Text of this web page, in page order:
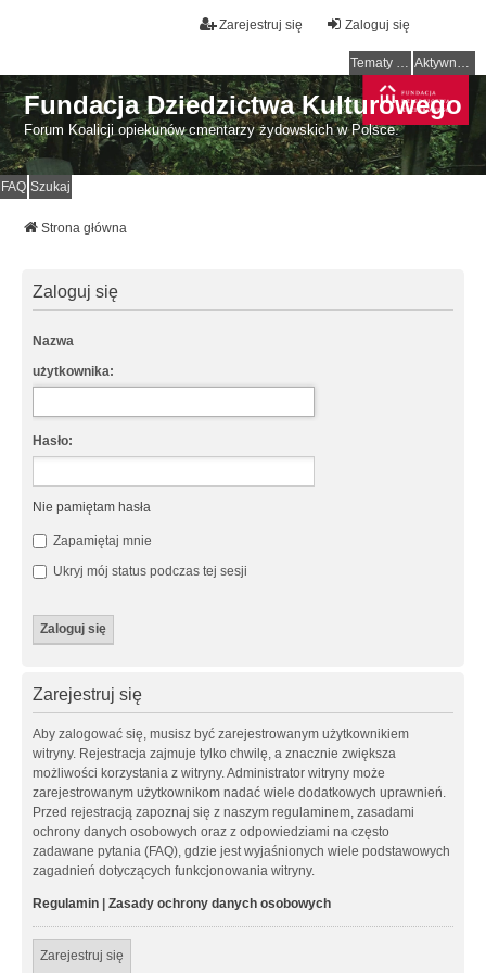
Zaloguj się
Zarejestruj się
Tematy bez odpowiedzi Aktywne tematy
Fundacja Dziedzictwa Kulturowego
Forum Koalicji opiekunów cmentarzy żydowskich w Polsce.
FAQ Szukaj
Strona główna
Zaloguj się
Nazwa
użytkownika:
Hasło:
Nie pamiętam hasła
Zapamiętaj mnie
Ukryj mój status podczas tej sesji
Zarejestruj się
Aby zalogować się, musisz być zarejestrowanym użytkownikiem
witryny. Rejestracja zajmuje tylko chwilę, a znacznie zwiększa
możliwości korzystania z witryny. Administrator witryny może
zarejestrowanym użytkownikom nadać wiele dodatkowych uprawnień.
Przed rejestracją zapoznaj się z naszym regulaminem, zasadami
ochrony danych osobowych oraz z odpowiedziami na często
zadawane pytania (FAQ), gdzie jest wyjaśnionych wiele podstawowych
zagadnień dotyczących funkcjonowania witryny.
Regulamin | Zasady ochrony danych osobowych
Zarejestruj się